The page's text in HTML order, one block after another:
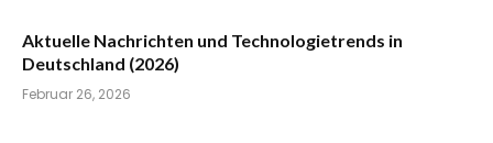
Aktuelle Nachrichten und Technologietrends in
Deutschland (2026)
Februar 26, 2026